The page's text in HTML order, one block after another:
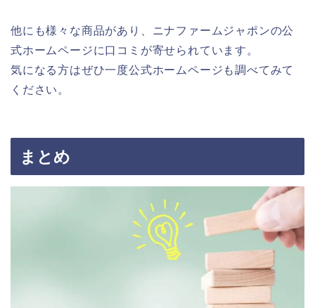
他にも様々な商品があり、ニナファームジャポンの公
式ホームページに口コミが寄せられています。
気になる方はぜひ一度公式ホームページも調べてみて
ください。
まとめ